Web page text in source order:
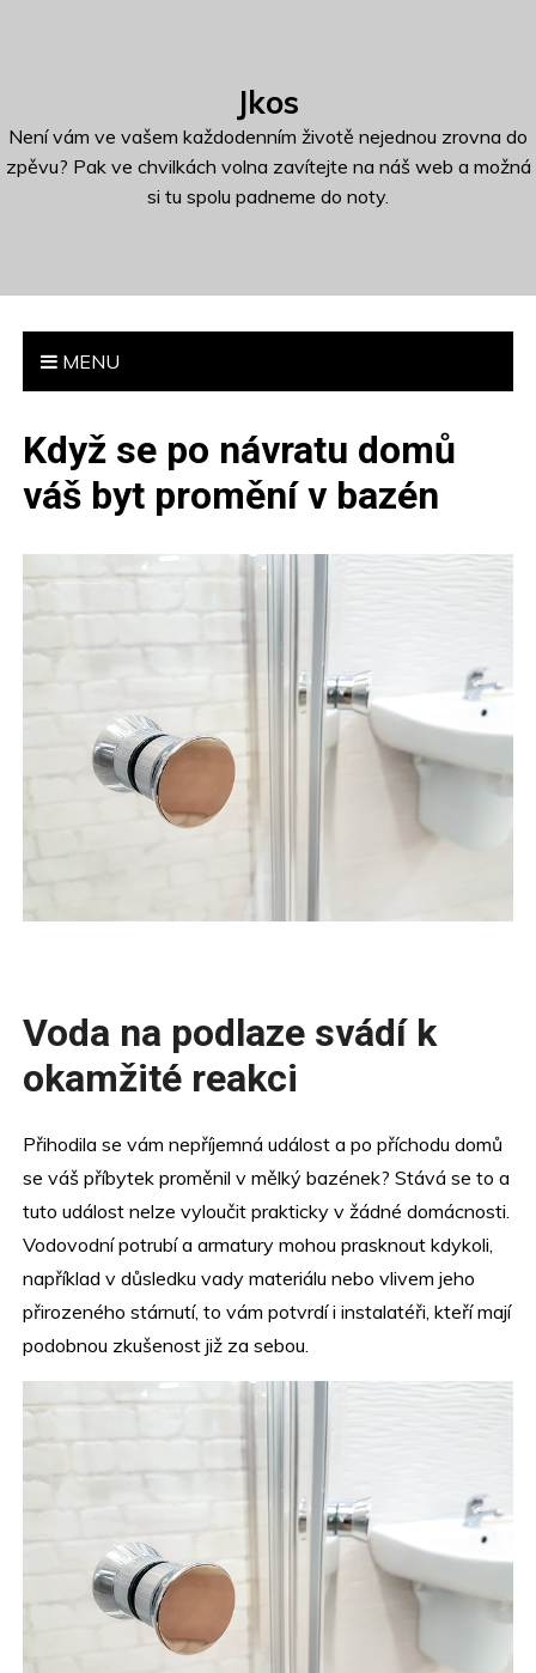
o
Jkos
Není vám ve vašem každodenním životě nejednou zrovna do
zpěvu? Pak ve chvilkách volna zavítejte na náš web a možná
si tu spolu padneme do noty.
MENU
Když se po návratu domů
váš byt promění v bazén
Voda na podlaze svádí k
okamžité reakci
Přihodila se vám nepříjemná událost a po příchodu domů
se váš příbytek proměnil v mělký bazének? Stává se to a
tuto událost nelze vyloučit prakticky v žádné domácnosti.
Vodovodní potrubí a armatury mohou prasknout kdykoli,
například v důsledku vady materiálu nebo vlivem jeho
přirozeného stárnutí, to vám potvrdí i instalatéři, kteří mají
podobnou zkušenost již za sebou.